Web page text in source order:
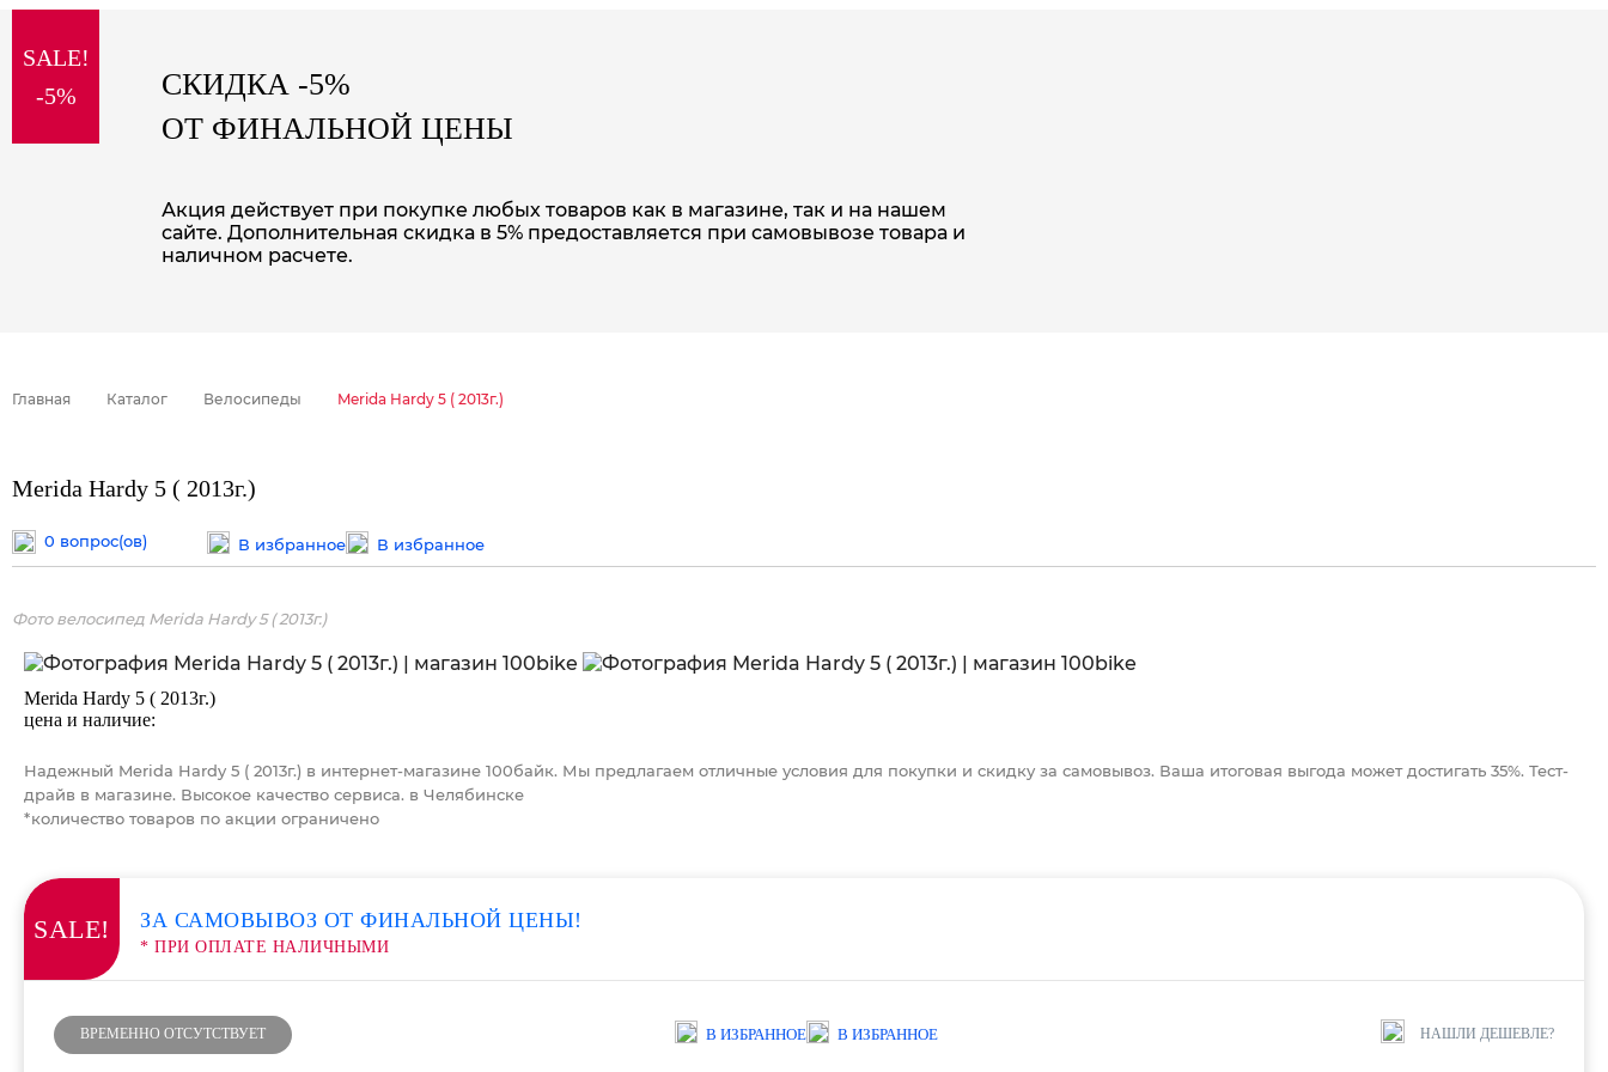
sale
special price
SALE!
-5%
СКИДКА -5%
ОТ ФИНАЛЬНОЙ ЦЕНЫ
Акция действует при покупке любых товаров как в магазине, так и на нашем
сайте. Дополнительная скидка в 5% предоставляется при самовывозе товара и
наличном расчете.
Главная Каталог Велосипеды Merida Hardy 5 ( 2013г.)
Merida Hardy 5 ( 2013г.)
0 вопрос(ов) В избранное В избранное
Фото велосипед Merida Hardy 5 ( 2013г.)
Merida Hardy 5 ( 2013г.)
цена и наличие:
Надежный Merida Hardy 5 ( 2013г.) в интернет-магазине 100байк. Мы предлагаем отличные условия для покупки и скидку за самовывоз. Ваша итоговая выгода может достигать 35%. Тест-
драйв в магазине. Высокое качество сервиса. в Челябинске
*количество товаров по акции ограничено
SALE! ЗА САМОВЫВОЗ ОТ ФИНАЛЬНОЙ ЦЕНЫ!
* ПРИ ОПЛАТЕ НАЛИЧНЫМИ
ВРЕМЕННО ОТСУТСТВУЕТ В ИЗБРАННОЕ В ИЗБРАННОЕ НАШЛИ ДЕШЕВЛЕ?